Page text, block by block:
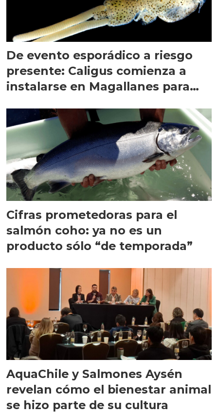
De evento esporádico a riesgo
presente: Caligus comienza a
instalarse en Magallanes para
Cifras prometedoras para el
salmón coho: ya no es un
producto sólo “de temporada”
AquaChile y Salmones Aysén
revelan cómo el bienestar animal
se hizo parte de su cultura